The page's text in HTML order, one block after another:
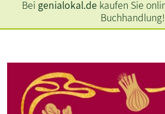
Bei genialokal.de kaufen Sie
Buchhandlung!